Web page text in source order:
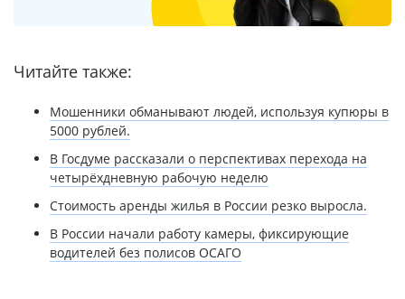
Читайте также:
Мошенники обманывают людей, используя купюры в
5000 рублей.
В Госдуме рассказали о перспективах перехода на
четырёхдневную рабочую неделю
Стоимость аренды жилья в России резко выросла.
В России начали работу камеры, фиксирующие
водителей без полисов ОСАГО